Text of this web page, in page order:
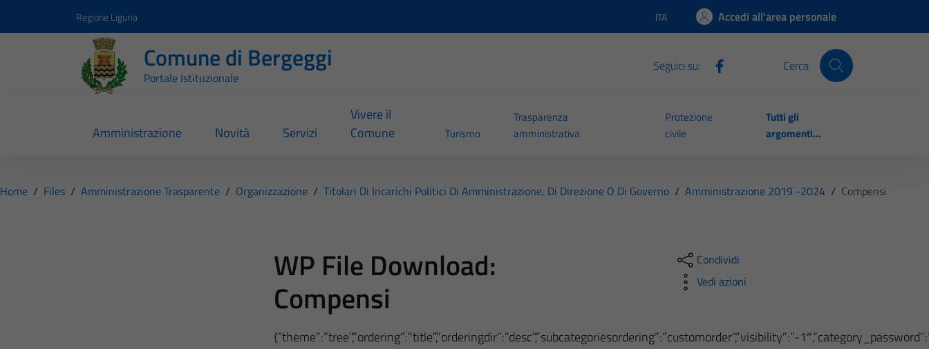
Regione Liguria Lingua attiva:
ITA Accedi all'area personale
Comune di Bergeggi
Portale Istituzionale
Seguici su: Cerca
Amministrazione Novità Servizi
Vivere il
Comune
Turismo
Trasparenza
amministrativa
Protezione
civile
Tutti gli
argomenti...
Home / Files / Amministrazione Trasparente / Organizzazione / Titolari Di Incarichi Politici Di Amministrazione, Di Direzione O Di Governo / Amministrazione 2019 -2024 / Compensi
WP File Download:
Compensi
{“theme”:”tree”,”ordering”:”title”,”orderingdir”:”desc”,”subcategoriesordering”:”customorder”,”visibility”:”-
Condividi
Vedi azioni